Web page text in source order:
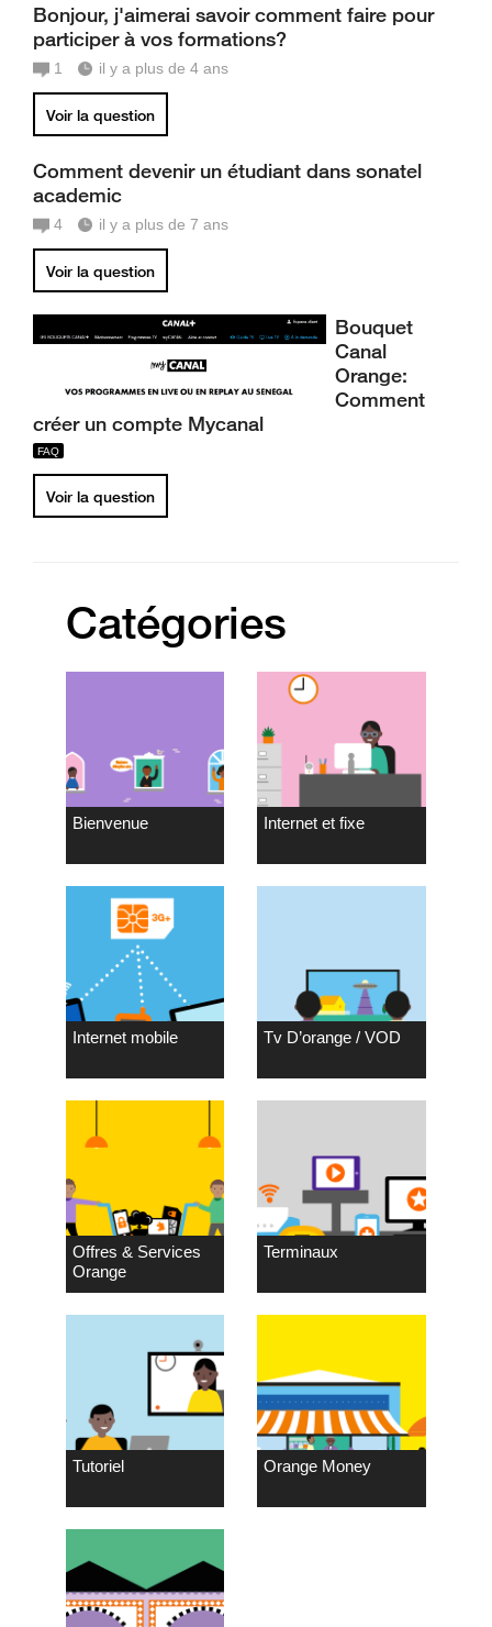
Bonjour, j'aimerai savoir comment faire pour
participer à vos formations?
1 il y a plus de 4 ans
Voir la question
Comment devenir un étudiant dans sonatel
academic
4 il y a plus de 7 ans
Voir la question
Bouquet
Canal
Orange:
Comment
créer un compte Mycanal
Voir la question
Catégories
Bienvenue Internet et fixe
Internet mobile Tv D’orange / VOD
Offres & Services
Orange
Terminaux
Tutoriel Orange Money